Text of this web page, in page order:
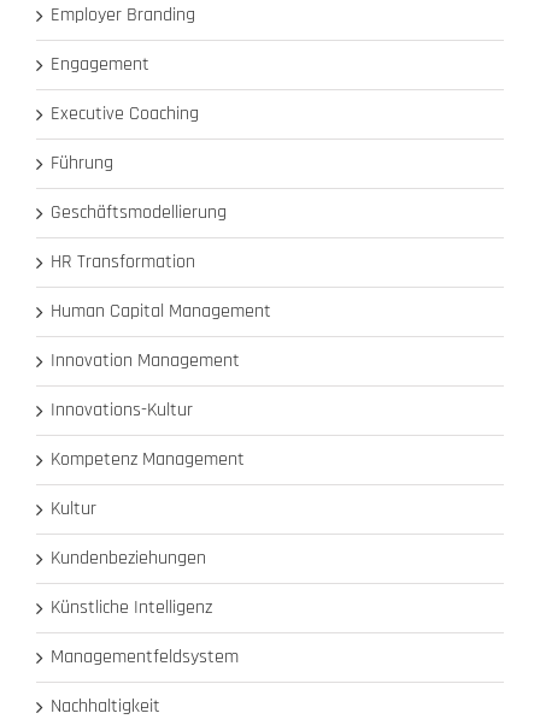
Employer Branding
Engagement
Executive Coaching
Führung
Geschäftsmodellierung
HR Transformation
Human Capital Management
Innovation Management
Innovations-Kultur
Kompetenz Management
Kultur
Kundenbeziehungen
Künstliche Intelligenz
Managementfeldsystem
Nachhaltigkeit